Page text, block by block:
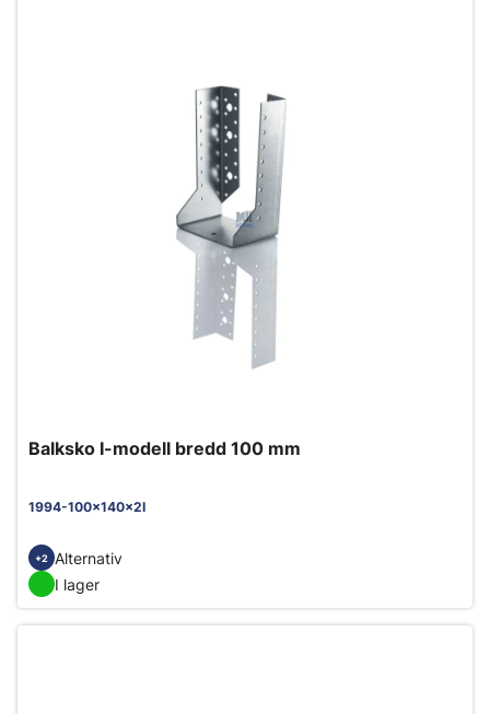
Balksko I-modell bredd 100 mm
1994-100x140x2I
+2
Alternativ
I lager